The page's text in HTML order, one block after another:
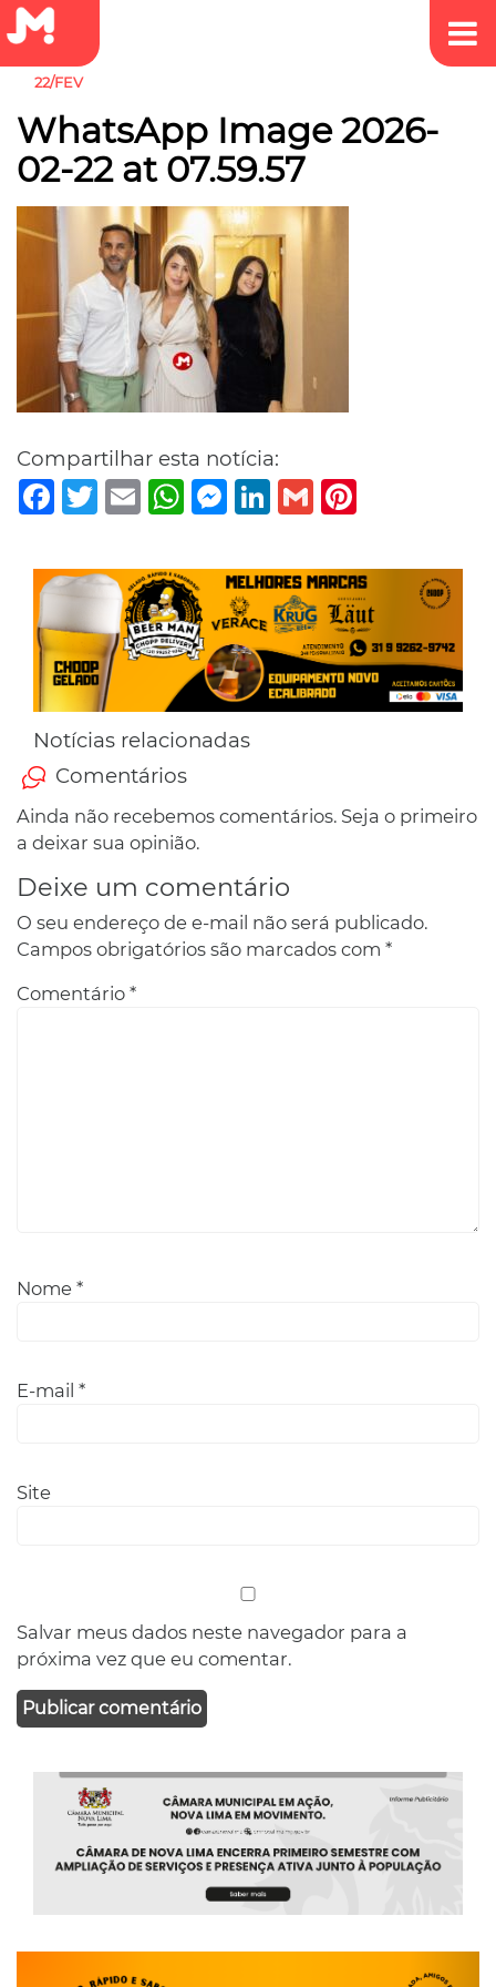
22/FEV
WhatsApp Image 2026-
02-22 at 07.59.57
Compartilhar esta notícia:
Facebook
TwitterEmail WhatsAppMessenger
LinkedIn
Gmail
Notícias relacionadas
Comentários
Ainda não recebemos comentários. Seja o primeiro
a deixar sua opinião.
Deixe um comentário
O seu endereço de e-mail não será publicado.
Campos obrigatórios são marcados com *
Comentário *
Nome *
E-mail *
Site
Salvar meus dados neste navegador para a
próxima vez que eu comentar.